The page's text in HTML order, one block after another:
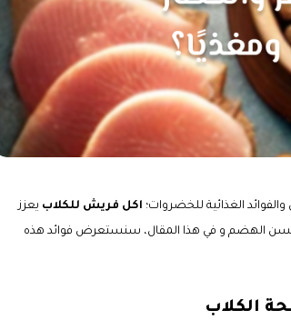
الغذائية للخضروات؛ اكل فريش للكلاب يعزز
الهضم و في هذا المقال، سنستعرض فوائد هذه
الكلاب